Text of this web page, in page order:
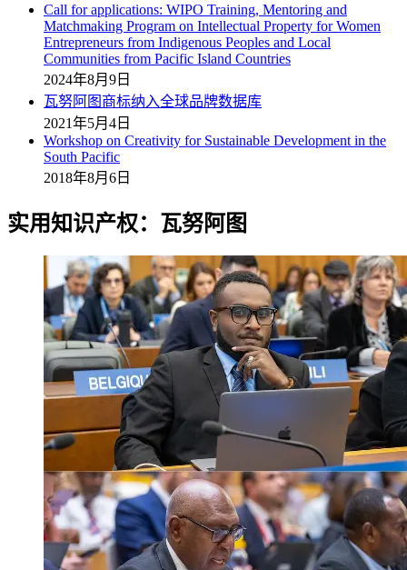
Call for applications: WIPO Training, Mentoring and
Matchmaking Program on Intellectual Property for Women
Entrepreneurs from Indigenous Peoples and Local
Communities from Pacific Island Countries
2024年8月9日
瓦努阿图商标纳入全球品牌数据库
2021年5月4日
Workshop on Creativity for Sustainable Development in the
South Pacific
2018年8月6日
实用知识产权：瓦努阿图